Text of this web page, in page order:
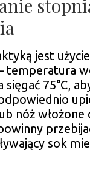
jest
temperatura
75°C,
nóż
sok